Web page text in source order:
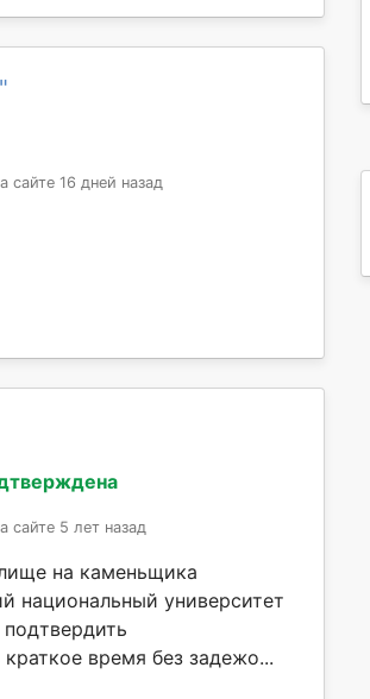
сайте 16 дней назад
сайте 5 лет назад
на каменьщика
национальный университет
время без задежо...